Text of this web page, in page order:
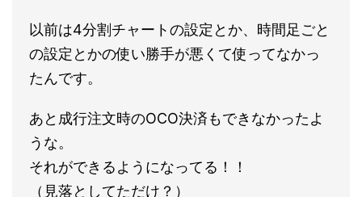
以前は4分割チャートの設定とか、時間足ごと
の設定とかの使い勝手が悪くて使ってなかっ
たんです。
あと成行注文時のOCO決済もできなかったよ
うな。
それができるようになってる！！
（見落としてただけ？）